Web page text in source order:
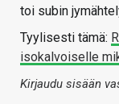
toi subin
Tyylisesti tämä:
isokalvoiselle
Kirjaudu sisään